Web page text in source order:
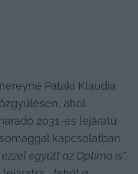
ahol
2031-es lejáratú
együtt az Optima is”,